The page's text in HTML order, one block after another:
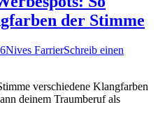
der Stimme
Autor
Nives FarrierSchreib einen
verschiedene Klangfarben
deinem Traumberuf als